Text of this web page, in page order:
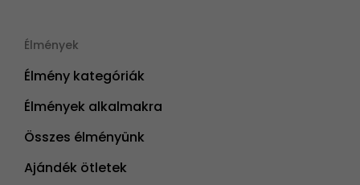
Élmények
Élmény kategóriák
Élmények alkalmakra
Összes élményünk
Ajándék ötletek